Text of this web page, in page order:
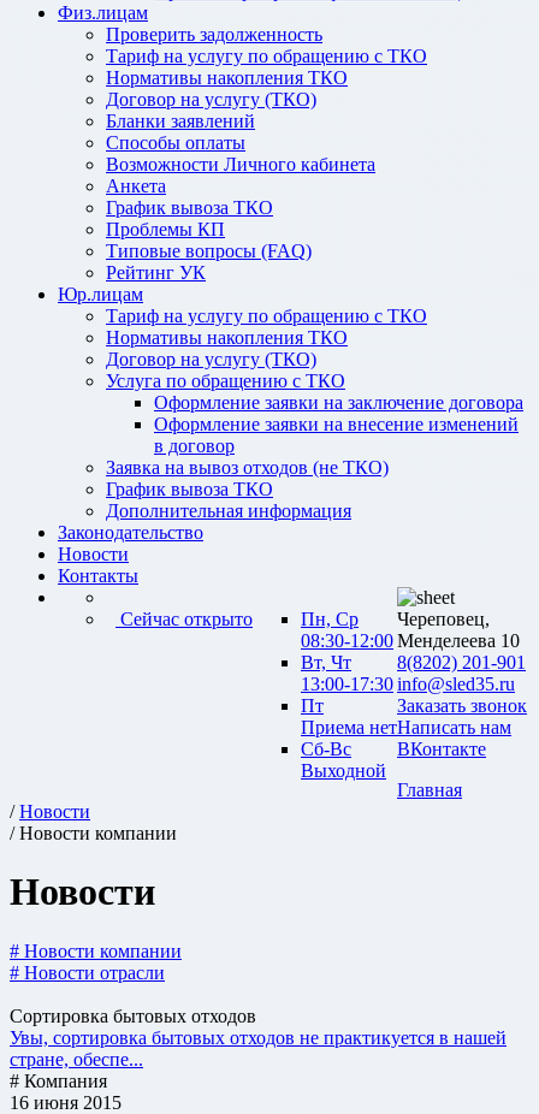
Физ.лицам
Проверить задолженность
Тариф на услугу по обращению с ТКО
Нормативы накопления ТКО
Договор на услугу (ТКО)
Бланки заявлений
Способы оплаты
Возможности Личного кабинета
Анкета
График вывоза ТКО
Проблемы КП
Типовые вопросы (FAQ)
Рейтинг УК
Юр.лицам
Тариф на услугу по обращению с ТКО
Нормативы накопления ТКО
Договор на услугу (ТКО)
Услуга по обращению с ТКО
Оформление заявки на заключение договора
Оформление заявки на внесение изменений
в договор
Заявка на вывоз отходов (не ТКО)
График вывоза ТКО
Дополнительная информация
Законодательство
Новости
Контакты
Сейчас открыто
Пн, Ср
08:30-12:00
Вт, Чт
13:00-17:30
Пт
Приема нет
Сб-Вс
Выходной
Череповец,
Менделеева 10
8(8202) 201-901
info@sled35.ru
Заказать звонок
Написать нам
ВКонтакте
Главная
/Новости
/ Новости компании
Новости
# Новости компании
# Новости отрасли
Сортировка бытовых отходов
Увы, сортировка бытовых отходов не практикуется в нашей
стране, обеспе...
# Компания
16 июня 2015